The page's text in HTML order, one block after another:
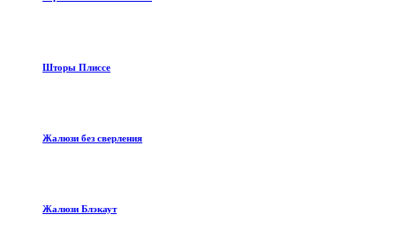
Шторы Плиссе
Жалюзи без сверления
Жалюзи Блэкаут